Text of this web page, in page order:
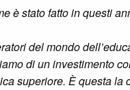
è stato fatto in questi
del mondo
di un investimento
superiore. È questa la